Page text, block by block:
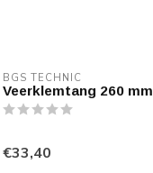
BGS TECHNIC
Veerklemtang 260 mm
€33,40